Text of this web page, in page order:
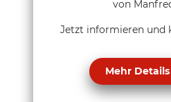
von
Jetzt informieren und
Mehr